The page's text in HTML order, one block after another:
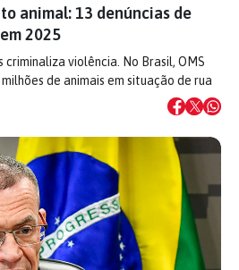
animal: 13 denúncias de
2025
criminaliza violência. No Brasil, OMS
de animais em situação de rua